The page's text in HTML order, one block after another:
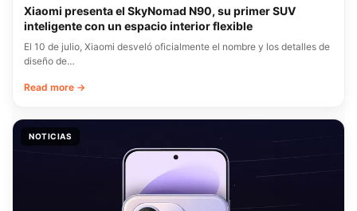
Xiaomi presenta el SkyNomad N90, su primer SUV
inteligente con un espacio interior flexible
El 10 de julio, Xiaomi desveló oficialmente el nombre y los detalles de
diseño de…
Read more →
NOTICIAS